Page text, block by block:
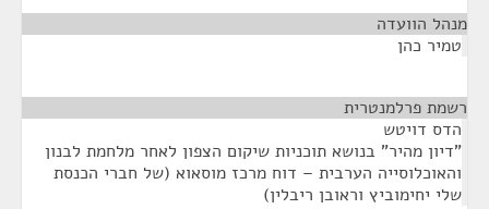
מנהל הוועדה
טמיר כהן
רשמת פרלמנטרית
הדס דויטש
"דיון מהיר" בנושא תוכניות שיקום הצפון לאחר מלחמת לבנון
והאוכלוסייה הערבית – דוח מרכז מוסאוא (של חברי הכנסת
שלי יחימוביץ וראובן ריבלין)